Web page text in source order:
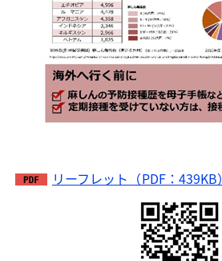
リーフレット（PDF：439KB）